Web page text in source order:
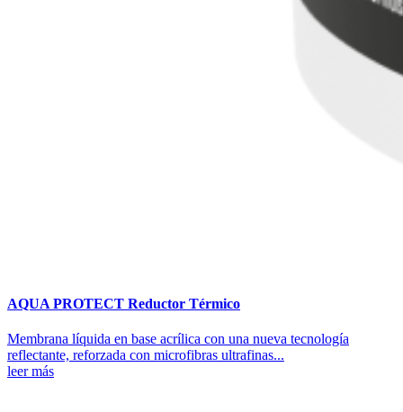
AQUA PROTECT Reductor Térmico
Membrana líquida en base acrílica con una nueva tecnología
reflectante, reforzada con microfibras ultrafinas...
leer más